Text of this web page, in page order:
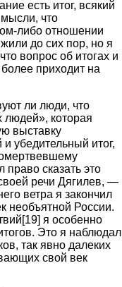
есть итог, всякий
мысли, что
либо отношении
до сих пор, но я
вопрос об итогах и
приходит на
ли люди, что
людей», которая
выставку
убедительный итог,
сказать это
речи Дягилев, —
ветра я закончил
необъятной России.
я особенно
Это я наблюдал
так явно далеких
свой век